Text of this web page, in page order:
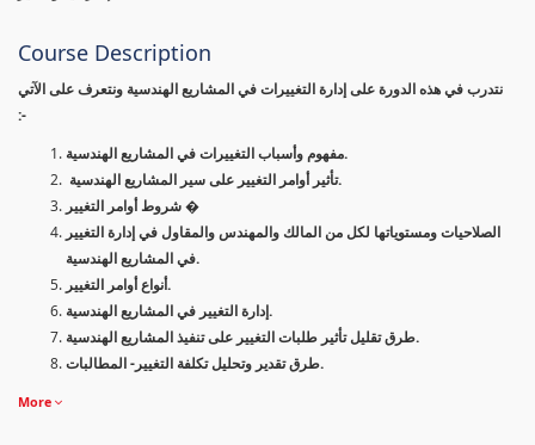
Course Description
نتدرب في هذه الدورة على إدارة التغييرات في المشاريع الهندسية ونتعرف على الآتي
:-
مفهوم وأسباب التغييرات في المشاريع الهندسية.
تأثير أوامر التغيير على سير المشاريع الهندسية.
شروط أوامر التغيير �
الصلاحيات ومستوياتها لكل من المالك والمهندس والمقاول في إدارة التغيير
في المشاريع الهندسية.
أنواع أوامر التغيير.
إدارة التغيير في المشاريع الهندسية.
طرق تقليل تأثير طلبات التغيير على تنفيذ المشاريع الهندسية.
طرق تقدير وتحليل تكلفة التغيير- المطالبات.
More